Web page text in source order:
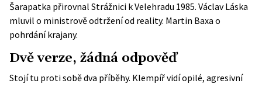
Šarapatka přirovnal Strážnici k Velehradu 1985. Václav Láska
mluvil o ministrově odtržení od reality. Martin Baxa o
pohrdání krajany.
Dvě verze, žádná odpověď
Stojí tu proti sobě dva příběhy. Klempíř vidí opilé, agresivní